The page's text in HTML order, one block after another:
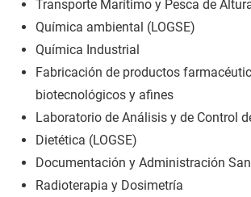
Transporte Marítimo y Pesca de
Química ambiental (LOGSE)
Química Industrial
Fabricación de productos
biotecnológicos y afines
Laboratorio de Análisis y de Control
Dietética (LOGSE)
Documentación y Administración
Radioterapia y Dosimetría